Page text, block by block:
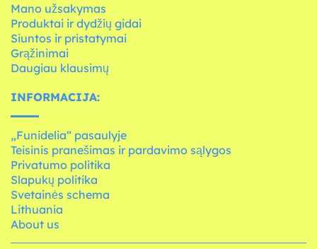
Mano užsakymas
Produktai ir dydžių gidai
Siuntos ir pristatymai
Grąžinimai
Daugiau klausimų
INFORMACIJA:
„Funidelia“ pasaulyje
Teisinis pranešimas ir pardavimo sąlygos
Privatumo politika
Slapukų politika
Svetainės schema
Lithuania
About us